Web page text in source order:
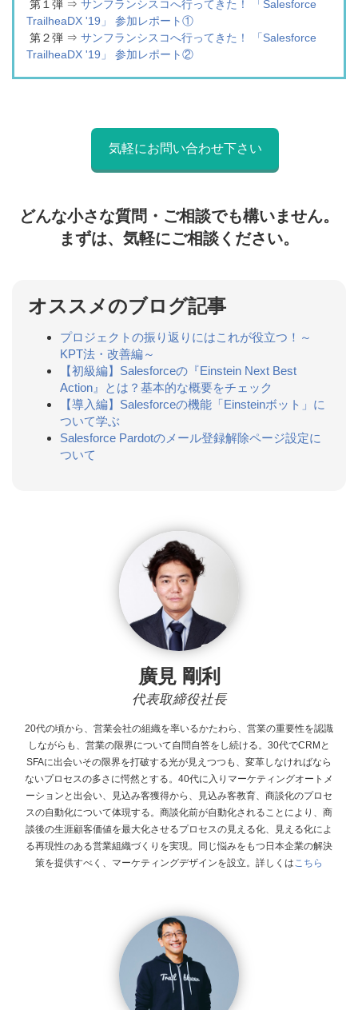
第１弾 ⇒ サンフランシスコへ行ってきた！ 「Salesforce
TrailheaDX '19」 参加レポート①
第２弾 ⇒ サンフランシスコへ行ってきた！ 「Salesforce
TrailheaDX '19」 参加レポート②
気軽にお問い合わせ下さい
どんな小さな質問・ご相談でも構いません。
まずは、気軽にご相談ください。
オススメのブログ記事
プロジェクトの振り返りにはこれが役立つ！～
KPT法・改善編～
【初級編】Salesforceの『Einstein Next Best
Action』とは？基本的な概要をチェック
【導入編】Salesforceの機能「Einsteinボット」に
ついて学ぶ
Salesforce Pardotのメール登録解除ページ設定に
ついて
廣見 剛利
代表取締役社長
20代の頃から、営業会社の組織を率いるかたわら、営業の重要性を認識
しながらも、営業の限界について自問自答をし続ける。30代でCRMと
SFAに出会いその限界を打破する光が見えつつも、変革しなければなら
ないプロセスの多さに愕然とする。40代に入りマーケティングオートメ
ーションと出会い、見込み客獲得から、見込み客教育、商談化のプロセ
スの自動化について体現する。商談化前が自動化されることにより、商
談後の生涯顧客価値を最大化させるプロセスの見える化、見える化によ
る再現性のある営業組織づくりを実現。同じ悩みをもつ日本企業の解決
策を提供すべく、マーケティングデザインを設立。 詳しくはこちら